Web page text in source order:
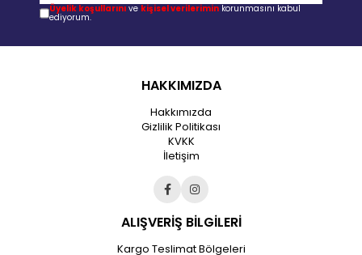
Üyelik koşullarını ve kişisel verilerimin korunmasını kabul
ediyorum.
HAKKIMIZDA
Hakkımızda
Gizlilik Politikası
KVKK
İletişim
ALIŞVERİŞ BİLGİLERİ
Kargo Teslimat Bölgeleri